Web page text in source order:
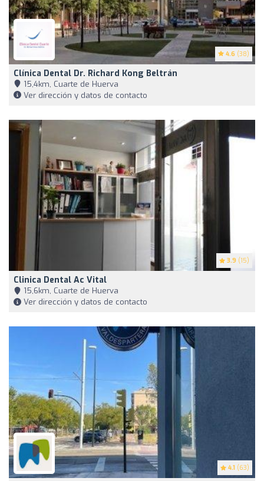
4.6 (38)
Clínica Dental Dr. Richard Kong Beltrán
15,4km, Cuarte de Huerva
Ver dirección y datos de contacto
3.9 (15)
Clinica Dental Ac Vital
15,6km, Cuarte de Huerva
Ver dirección y datos de contacto
4.1 (63)